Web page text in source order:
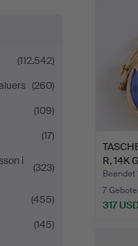
(112.542)
(260)
(109)
(17)
i
(323)
(455)
(145)
R, 14K
Beendet
7 Gebote
317